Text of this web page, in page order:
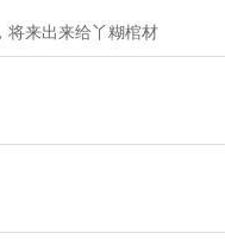
将来出来给丫糊棺材